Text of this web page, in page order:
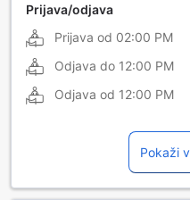
Prijava/odjava
Prijava od 02:00 PM
Odjava do 12:00 PM
Odjava od 12:00 PM
Pokaži